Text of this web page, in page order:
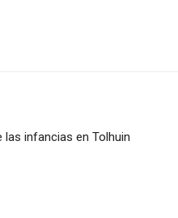
infancias en Tolhuin